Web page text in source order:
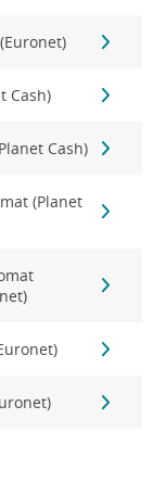
Cash)
Cash)
(Planet